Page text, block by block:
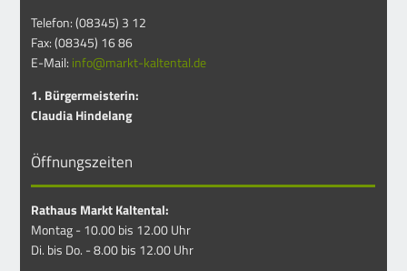
Telefon: (08345) 3 12
Fax: (08345) 16 86
E-Mail: info@markt-kaltental.de
1. Bürgermeisterin:
Claudia Hindelang
Öffnungszeiten
Rathaus Markt Kaltental:
Montag - 10.00 bis 12.00 Uhr
Di. bis Do. - 8.00 bis 12.00 Uhr